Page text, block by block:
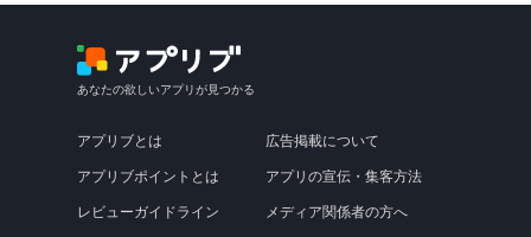
あなたの欲しいアプリが見つかる
アプリブとは
アプリブポイントとは
レビューガイドライン
広告掲載について
アプリの宣伝・集客方法
メディア関係者の方へ